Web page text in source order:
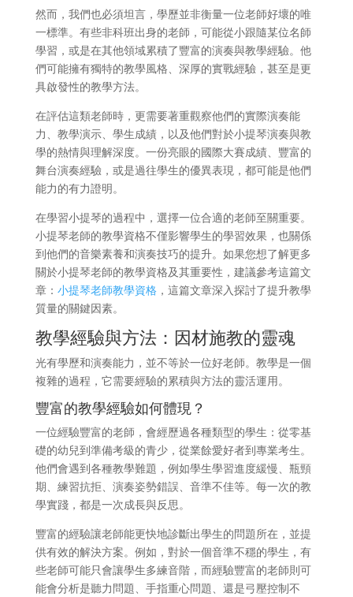
然而，我們也必須坦言，學歷並非衡量一位老師好壞的唯
一標準。有些非科班出身的老師，可能從小跟隨某位名師
學習，或是在其他領域累積了豐富的演奏與教學經驗。他
們可能擁有獨特的教學風格、深厚的實戰經驗，甚至是更
具啟發性的教學方法。
在評估這類老師時，更需要著重觀察他們的實際演奏能
力、教學演示、學生成績，以及他們對於小提琴演奏與教
學的熱情與理解深度。一份亮眼的國際大賽成績、豐富的
舞台演奏經驗，或是過往學生的優異表現，都可能是他們
能力的有力證明。
在學習小提琴的過程中，選擇一位合適的老師至關重要。
小提琴老師的教學資格不僅影響學生的學習效果，也關係
到他們的音樂素養和演奏技巧的提升。如果您想了解更多
關於小提琴老師的教學資格及其重要性，建議參考這篇文
章： 小提琴老師教學資格，這篇文章深入探討了提升教學
質量的關鍵因素。
教學經驗與方法：因材施教的靈魂
光有學歷和演奏能力，並不等於一位好老師。教學是一個
複雜的過程，它需要經驗的累積與方法的靈活運用。
豐富的教學經驗如何體現？
一位經驗豐富的老師，會經歷過各種類型的學生：從零基
礎的幼兒到準備考級的青少，從業餘愛好者到專業考生。
他們會遇到各種教學難題，例如學生學習進度緩慢、瓶頸
期、練習抗拒、演奏姿勢錯誤、音準不佳等。每一次的教
學實踐，都是一次成長與反思。
豐富的經驗讓老師能更快地診斷出學生的問題所在，並提
供有效的解決方案。例如，對於一個音準不穩的學生，有
些老師可能只會讓學生多練音階，而經驗豐富的老師則可
能會分析是聽力問題、手指重心問題、還是弓壓控制不